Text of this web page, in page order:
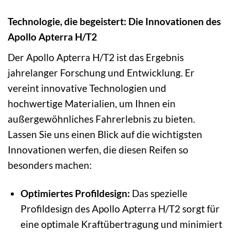
Technologie, die begeistert: Die Innovationen des
Apollo Apterra H/T2
Der Apollo Apterra H/T2 ist das Ergebnis
jahrelanger Forschung und Entwicklung. Er
vereint innovative Technologien und
hochwertige Materialien, um Ihnen ein
außergewöhnliches Fahrerlebnis zu bieten.
Lassen Sie uns einen Blick auf die wichtigsten
Innovationen werfen, die diesen Reifen so
besonders machen:
Optimiertes Profildesign: Das spezielle
Profildesign des Apollo Apterra H/T2 sorgt für
eine optimale Kraftübertragung und minimiert